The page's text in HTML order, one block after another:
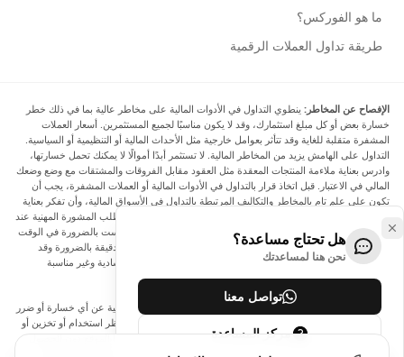
ما هو الفوركس؟
طريقة تداول العملات الرقمية
الإفصاح عن المخاطر: ينطوي التداول في الأدوات المالية على مخاطر عالية بما في ذلك خطر
خسارة بعض أو كل مبلغ استثمارك، وقد لا يكون مناسبًا لجميع المستثمرين. أسعار العملات
المشفرة متقلبة للغاية وقد تتأثر بعوامل خارجية مثل الأحداث المالية أو التنظيمية أو السياسية.
التداول على الهامش يزيد من المخاطر المالية. لا تستثمر أبدًا أموالًا لا يمكنك تحمل خسارتها،
وادرس بعناية ملاءمة المنتجات المعقدة مثل العقود مقابل الفروقات والمشتقات مع وضع وضعك
المالي في الاعتبار. قبل اتخاذ قرار بالتداول في الأدوات المالية أو العملات المشفرة، يجب أن
تكون على علم تام بالمخاطر والتكاليف المرتبطة بالتداول في الأسواق المالية، وأن تفكر بعناية
في أهدافك الاستثمارية ومستوى خبرتك ورغبتك في المخاطرة، وأن تطلب المشورة المهنية عند
الحاجة. تود Arincen أن تذكرك بأن البيانات الواردة في هذا الموقع ليست بالضرورة في الوقت
الفعلي وليست دقيقة. البيانات والأسعار الموجودة على الموقع ليست دقيقة بالضرورة وقد
تختلف عن السعر الفعلي في أي سوق معينة، مما يعني أن الأسعار إرشادية وغير مناسبة
لأغراض التداول.
لن يتحمل Arincen وأي مزود للبيانات الواردة في هذا الموقع المسؤولية عن أي خسارة أو ضرر
نتيجة لتداولك، أو اعتمادك على المعلومات الواردة في هذا الموقع. يحظر استخدام أو تخزين أو
إعادة إنتاج أو عرض أو تعديل أو نقل أو توزيع البيانات الموجودة في هذا الموقع دون الحصول
على إذن كتابي صريح مسبق من Arincen و/أو مزود البيانات. جميع حقوق الملكية الفكرية
هل تحتاج مساعدة؟
نحن هنا لمساعدتك
تواصل معنا
مركز المساعدة